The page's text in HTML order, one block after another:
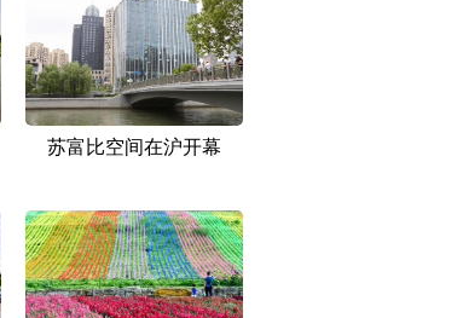
苏富比空间在沪开幕